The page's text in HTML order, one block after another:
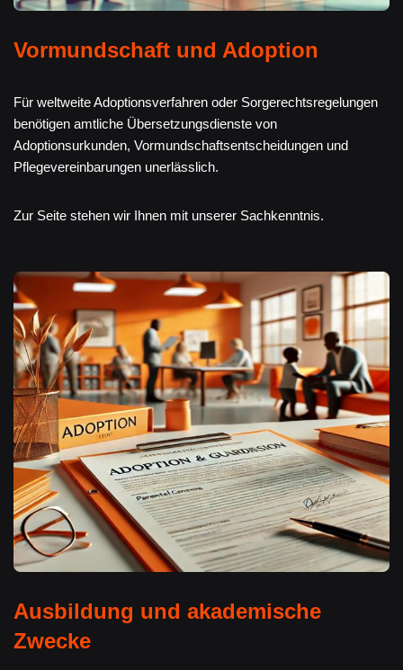
Vormundschaft und Adoption
Für weltweite Adoptionsverfahren oder Sorgerechtsregelungen
benötigen amtliche Übersetzungsdienste von
Adoptionsurkunden, Vormundschaftsentscheidungen und
Pflegevereinbarungen unerlässlich.
Zur Seite stehen wir Ihnen mit unserer Sachkenntnis.
Ausbildung und akademische
Zwecke